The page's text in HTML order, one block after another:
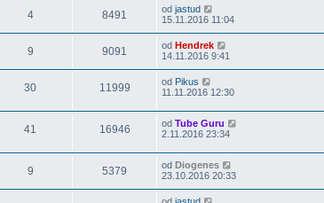
4 8491 od jastud
15.11.2016 11:04
9 9091 od Hendrek
14.11.2016 9:41
30 11999 od Pikus
11.11.2016 12:30
41 16946 od Tube Guru
2.11.2016 23:34
9 5379 od Diogenes
23.10.2016 20:33